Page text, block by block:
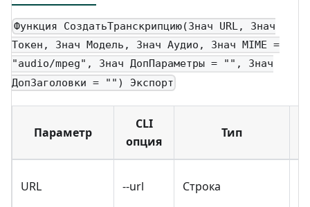
Функция СоздатьТранскрипцию(Знач URL, Знач
Токен, Знач Модель, Знач Аудио, Знач MIME =
"audio/mpeg", Знач ДопПараметры = "", Знач
ДопЗаголовки = "") Экспорт
Параметр
CLI
опция
Тип
URL --url Строка